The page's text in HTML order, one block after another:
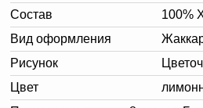
Состав
100%
Вид оформления
Рисунок
Цвет